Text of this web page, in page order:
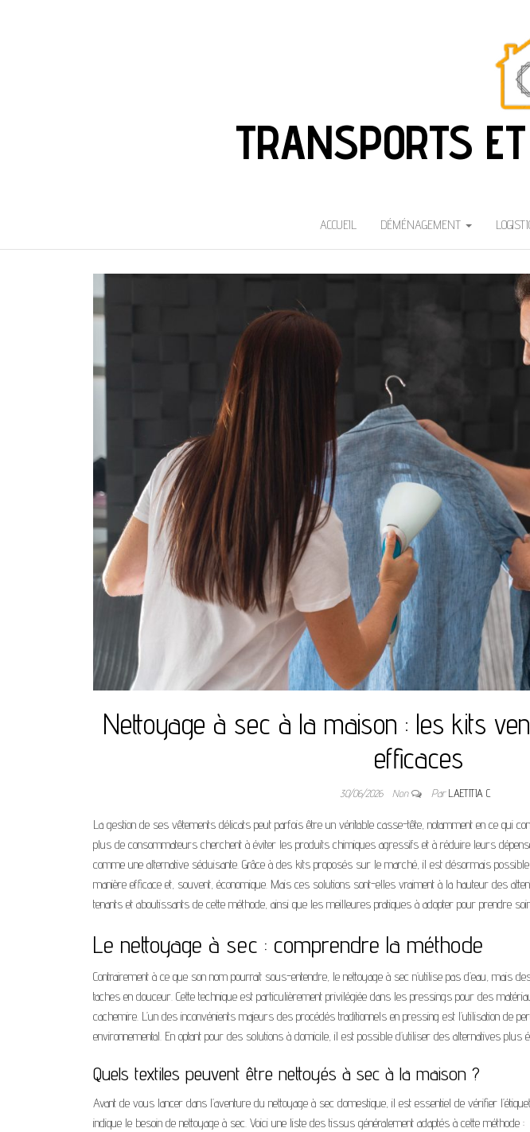
TRANSPORTS
ACCUEIL DÉMÉNAGEMENT
Nettoyage à sec à la maison : les kits
efficaces
30/06/2026 Non ParLAETITIA C
La gestion de ses vêtements délicats peut parfois être un véritable casse-tête, notamment en ce qui
plus de consommateurs cherchent à éviter les produits chimiques agressifs et à réduire leurs
comme une alternative séduisante. Grâce à des kits proposés sur le marché, il est désormais
manière efficace et, souvent, économique. Mais ces solutions sont-elles vraiment à la hauteur des
tenants et aboutissants de cette méthode, ainsi que les meilleures pratiques à adopter pour prendre
Le nettoyage à sec : comprendre la méthode
Contrairement à ce que son nom pourrait sous-entendre, le nettoyage à sec n’utilise pas d’eau, mais
taches en douceur. Cette technique est particulièrement privilégiée dans les pressings pour des
cachemire. L’un des inconvénients majeurs des procédés traditionnels en pressing est l’utilisation de
environnemental. En optant pour des solutions à domicile, il est possible d’utiliser des alternatives plus
Quels textiles peuvent être nettoyés à sec à la maison ?
Avant de vous lancer dans l’aventure du nettoyage à sec domestique, il est essentiel de vérifier
indique le besoin de nettoyage à sec. Voici une liste des tissus généralement adaptés à cette méthode :